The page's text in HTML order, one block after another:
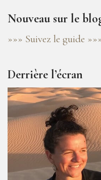
Nouveau sur le
»»» Suivez le guide
Derrière l’écran